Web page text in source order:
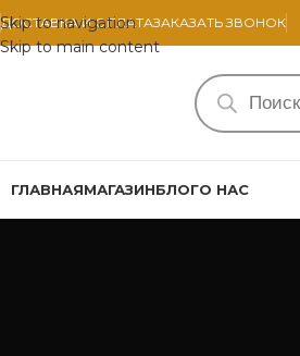
Skip to navigation
Skip to main content
ДОСТАВКА И ОПЛАТАЗАКАЗАТЬ ЗВОНОК
ГЛАВНАЯМАГАЗИНБЛОГО НАС